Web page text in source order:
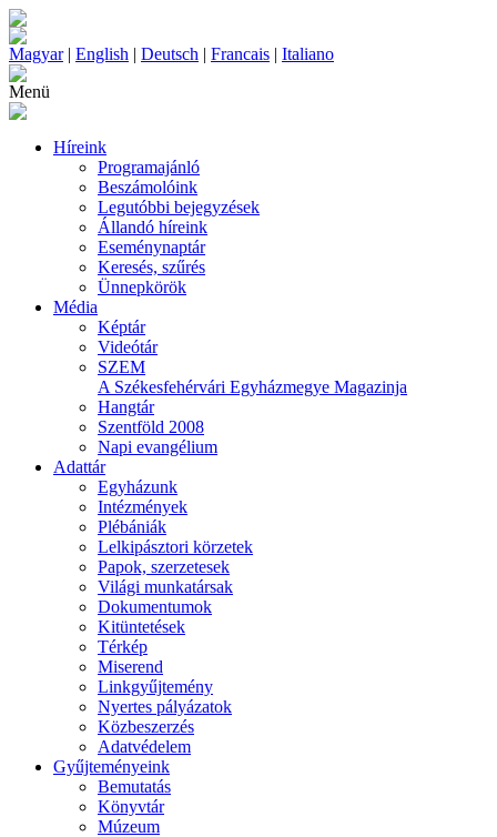
Magyar| English | Deutsch | Francais | Italiano
Menü
Híreink
Programajánló
Beszámolóink
Legutóbbi bejegyzések
Állandó híreink
Eseménynaptár
Keresés, szűrés
Ünnepkörök
Média
Képtár
Videótár
SZEM
A Székesfehérvári Egyházmegye Magazinja
Hangtár
Szentföld 2008
Napi evangélium
Adattár
Egyházunk
Intézmények
Plébániák
Lelkipásztori körzetek
Papok, szerzetesek
Világi munkatársak
Dokumentumok
Kitüntetések
Térkép
Miserend
Linkgyűjtemény
Nyertes pályázatok
Közbeszerzés
Adatvédelem
Gyűjteményeink
Bemutatás
Könyvtár
Múzeum